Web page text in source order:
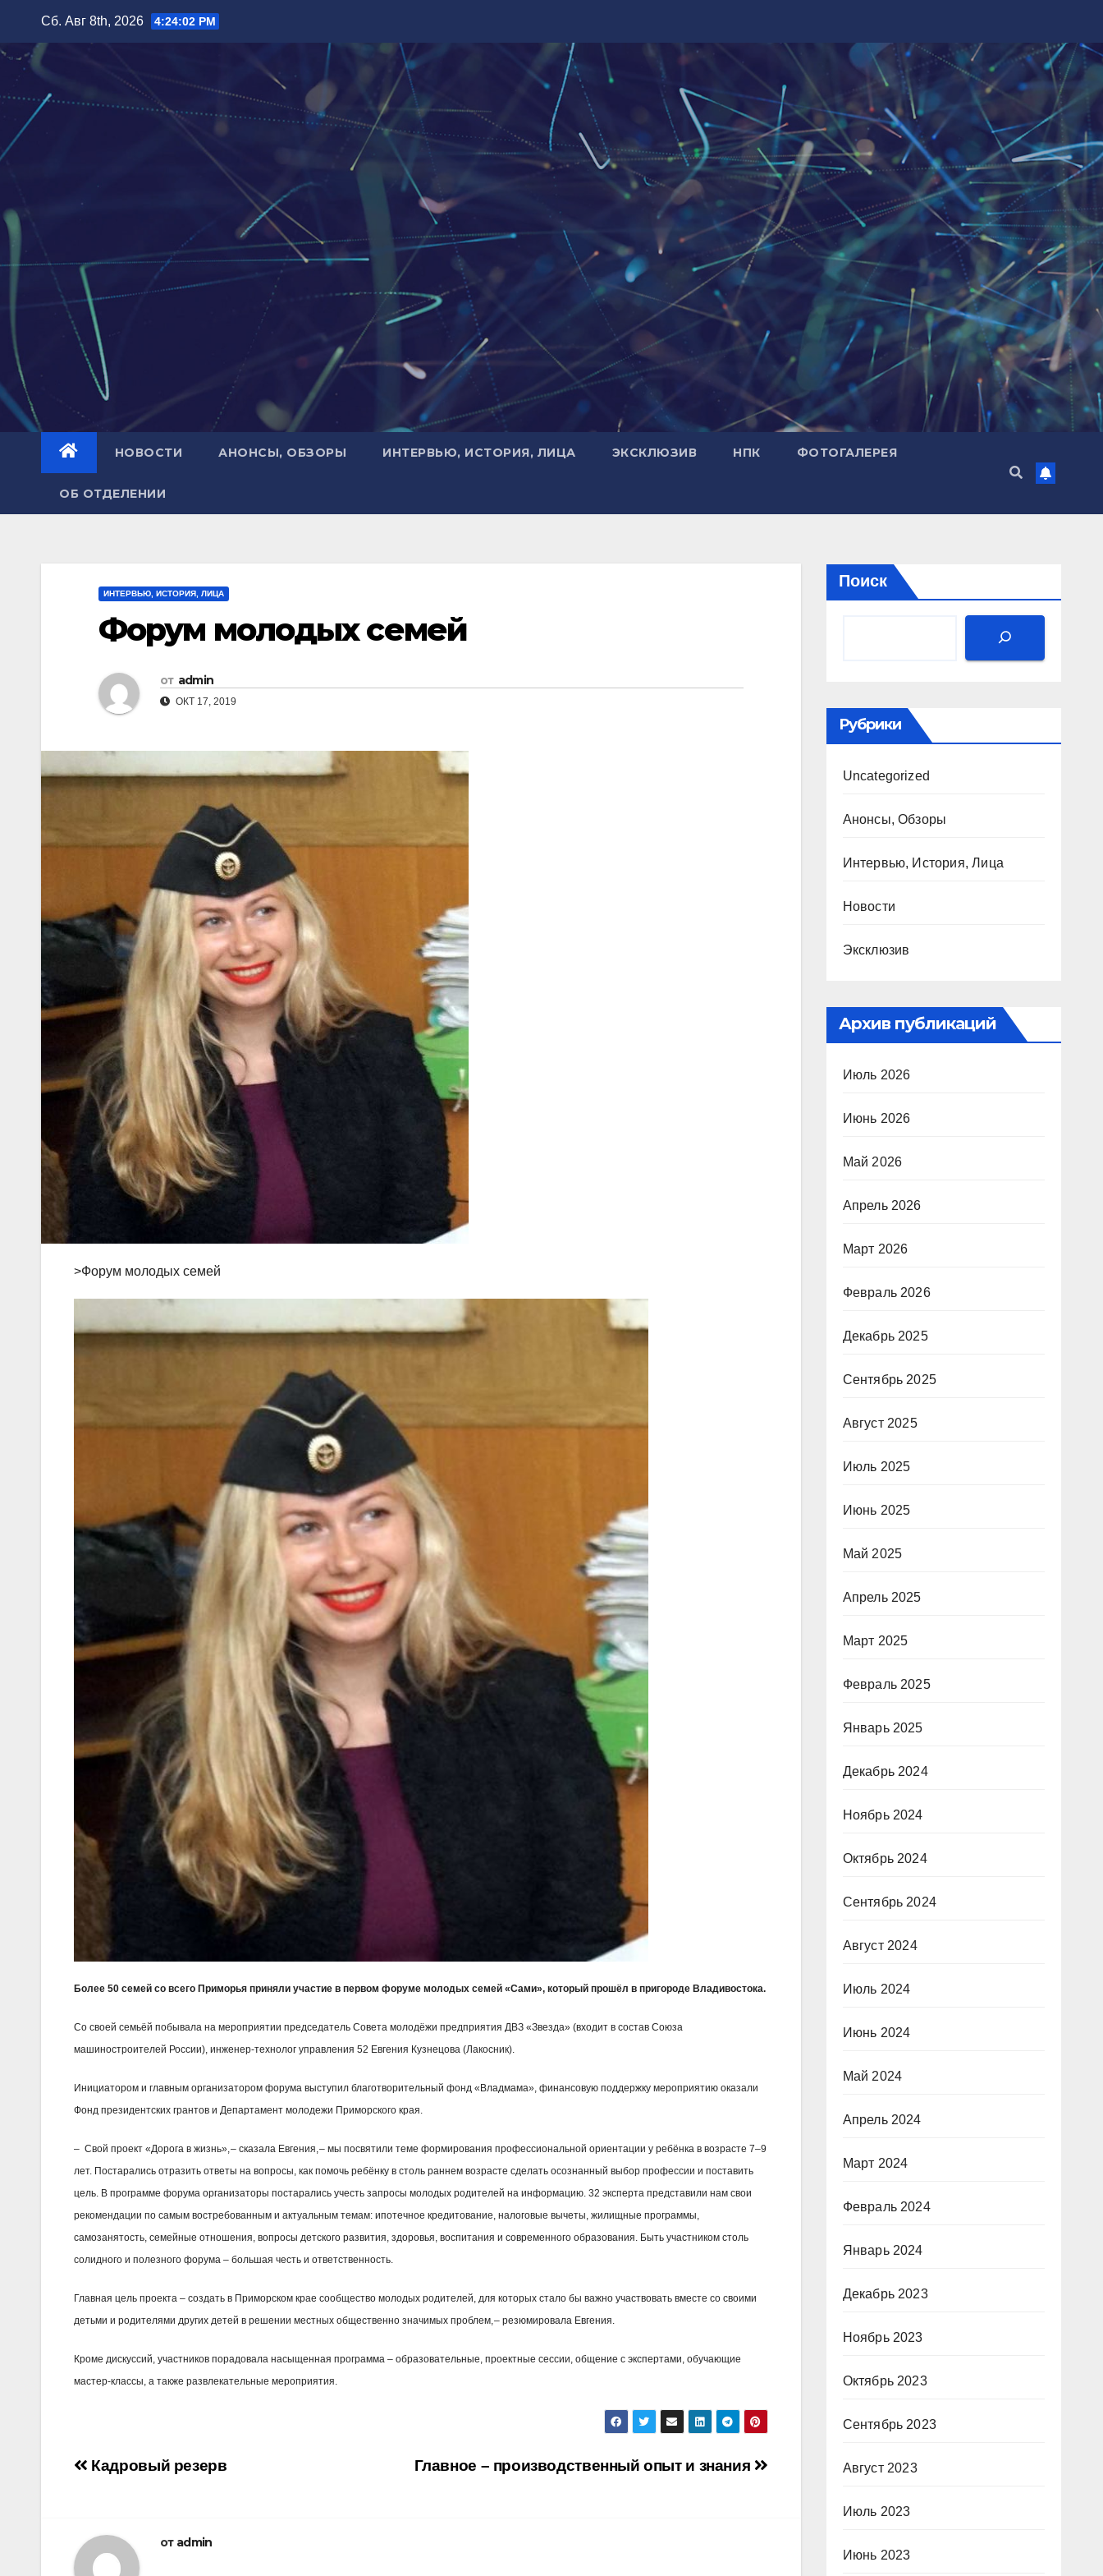
содержимому
Сб. Авг 8th, 2026 4:24:04 PM
НОВОСТИ АНОНСЫ, ОБЗОРЫ ИНТЕРВЬЮ, ИСТОРИЯ, ЛИЦА ЭКСКЛЮЗИВ НПК ФОТОГАЛЕРЕЯ
ОБ ОТДЕЛЕНИИ
ИНТЕРВЬЮ, ИСТОРИЯ, ЛИЦА
Форум молодых семей
от admin
ОКТ 17, 2019
>Форум молодых семей
Более 50 семей со всего Приморья приняли участие в первом форуме молодых семей «Сами», который прошёл в пригороде Владивостока.
Со своей семьёй побывала на мероприятии председатель Совета молодёжи предприятия ДВЗ «Звезда» (входит в состав Союза
машиностроителей России), инженер-технолог управления 52 Евгения Кузнецова (Лакосник).
Инициатором и главным организатором форума выступил благотворительный фонд «Владмама», финансовую поддержку мероприятию оказали
Фонд президентских грантов и Департамент молодежи Приморского края.
– Свой проект «Дорога в жизнь», – сказала Евгения, – мы посвятили теме формирования профессиональной ориентации у ребёнка в возрасте 7–9
лет. Постарались отразить ответы на вопросы, как помочь ребёнку в столь раннем возрасте сделать осознанный выбор профессии и поставить
цель. В программе форума организаторы постарались учесть запросы молодых родителей на информацию. 32 эксперта представили нам свои
рекомендации по самым востребованным и актуальным темам: ипотечное кредитование, налоговые вычеты, жилищные программы,
самозанятость, семейные отношения, вопросы детского развития, здоровья, воспитания и современного образования. Быть участником столь
солидного и полезного форума – большая честь и ответственность.
Главная цель проекта – создать в Приморском крае сообщество молодых родителей, для которых стало бы важно участвовать вместе со своими
детьми и родителями других детей в решении местных общественно значимых проблем, – резюмировала Евгения.
Кроме дискуссий, участников порадовала насыщенная программа – образовательные, проектные сессии, общение с экспертами, обучающие
мастер-классы, а также развлекательные мероприятия.
Навигация
записям
Главное – производственный опыт и знания
Кадровый резерв
от admin
Поиск
Рубрики
Uncategorized
Анонсы, Обзоры
Интервью, История, Лица
Новости
Эксклюзив
Архив публикаций
Июль 2026
Июнь 2026
Май 2026
Апрель 2026
Март 2026
Февраль 2026
Декабрь 2025
Сентябрь 2025
Август 2025
Июль 2025
Июнь 2025
Май 2025
Апрель 2025
Март 2025
Февраль 2025
Январь 2025
Декабрь 2024
Ноябрь 2024
Октябрь 2024
Сентябрь 2024
Август 2024
Июль 2024
Июнь 2024
Май 2024
Апрель 2024
Март 2024
Февраль 2024
Январь 2024
Декабрь 2023
Ноябрь 2023
Октябрь 2023
Сентябрь 2023
Август 2023
Июль 2023
Июнь 2023